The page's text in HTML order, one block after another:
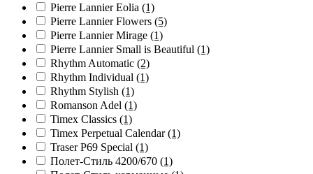
Pierre Lannier Eolia (1)
Pierre Lannier Flowers (5)
Pierre Lannier Mirage (1)
Pierre Lannier Small is Beautiful (1)
Rhythm Automatic (2)
Rhythm Individual (1)
Rhythm Stylish (1)
Romanson Adel (1)
Timex Classics (1)
Timex Perpetual Calendar(1)
Traser P69 Special (1)
Полет-Стиль 4200/670 (1)